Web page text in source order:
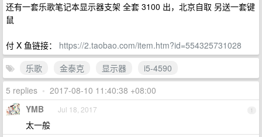
还有一套乐歌笔记本显示器支架 全套 3100 出，北京自取 另送一套键
鼠
付 X 鱼链接： https://2.taobao.com/item.htm?id=554325731028
乐歌
金泰克 显示器
i5-4590
5 replies • 2017-08-10 11:40:38 +08:00
1
YMB Jul 18, 2017
太一般